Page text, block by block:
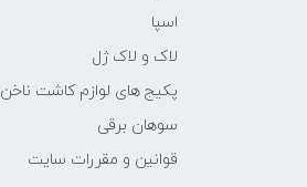
اسپا
لاک و لاک ژل
پکیج های لوازم کاشت ناخن
سوهان برقی
قوانین و مقررات سایت